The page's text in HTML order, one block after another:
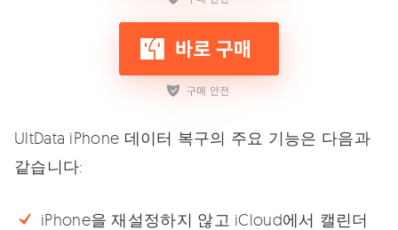
UltData iPhone 데이터 복구의 주요 기능은 다음과
같습니다:
iPhone을 재설정하지 않고 iCloud에서 캘린더